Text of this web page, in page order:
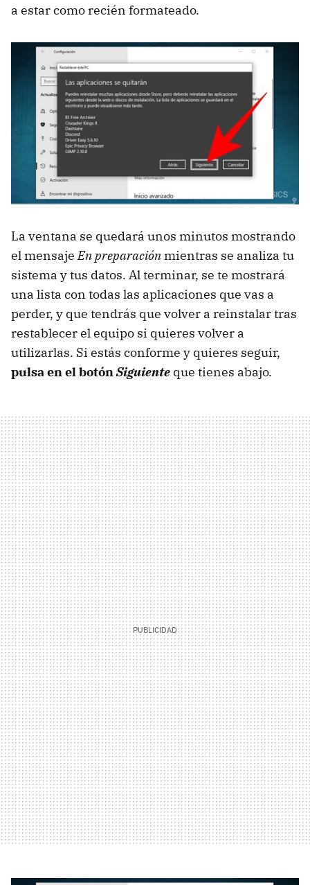
a estar como recién formateado.
La ventana se quedará unos minutos mostrando
el mensajeEn preparación mientras se analiza tu
sistema y tus datos. Al terminar, se te mostrará
una lista con todas las aplicaciones que vas a
perder, y que tendrás que volver a reinstalar tras
restablecer el equipo si quieres volver a
utilizarlas. Si estás conforme y quieres seguir,
pulsa en el botónSiguiente que tienes abajo.